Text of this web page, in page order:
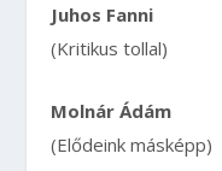
Juhos Fanni
(Kritikus tollal)
Molnár Ádám
(Elődeink másképp)